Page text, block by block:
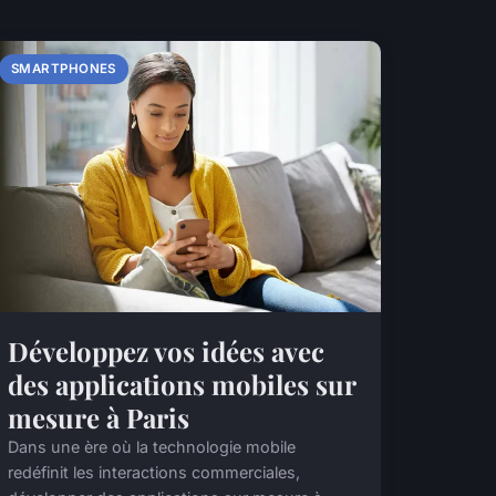
SMARTPHONES
Développez vos idées avec
des applications mobiles sur
mesure à Paris
Dans une ère où la technologie mobile
redéfinit les interactions commerciales,